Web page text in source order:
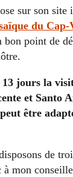
sur son site
du Cap-
bon point de
jours la
et Santo
être
de
à mon